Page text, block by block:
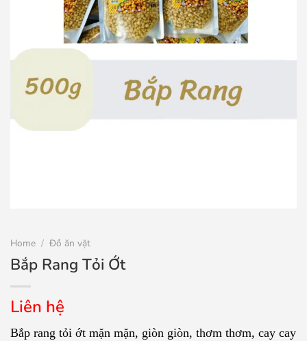
Home / Đồ ăn vặt
Bắp Rang Tỏi Ớt
Liên hệ
Bắp rang tỏi ớt mặn mặn, giòn giòn, thơm thơm, cay cay